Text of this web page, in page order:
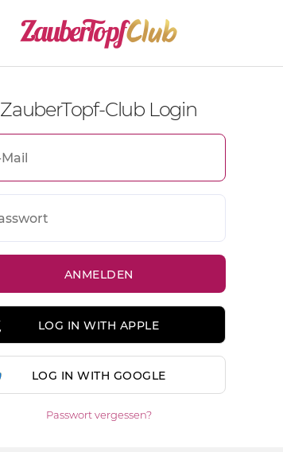
ZauberTopf-Club Login
LOG IN WITH APPLE
LOG IN WITH GOOGLE
Passwort vergessen?